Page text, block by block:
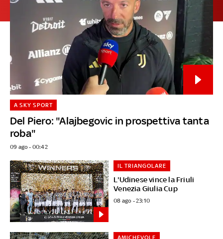
Del Piero: "Alajbegovic in prospettiva tanta
roba"
A SKY SPORT
09 ago - 00:42
L'Udinese vince la Friuli
Venezia Giulia Cup
IL TRIANGOLARE
08 ago - 23:10
AMICHEVOLE